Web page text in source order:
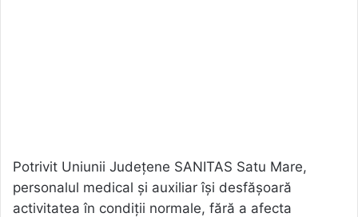
Potrivit Uniunii Județene SANITAS Satu Mare,
personalul medical și auxiliar își desfășoară
activitatea în condiții normale, fără a afecta